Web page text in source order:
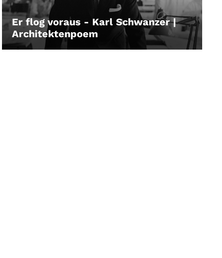
Er flog voraus - Karl Schwanzer |
Architektenpoem
LEIHEN